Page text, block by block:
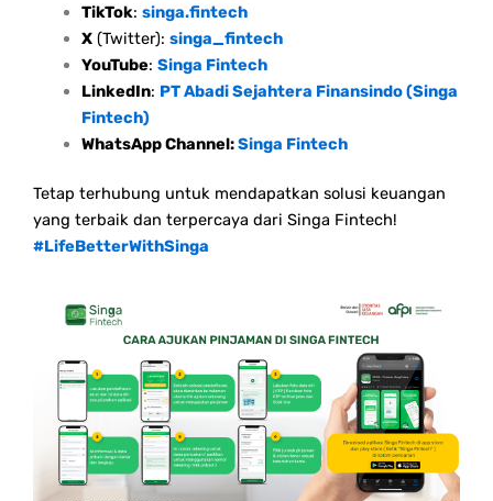
TikTok: singa.fintech
X(Twitter): singa_fintech
YouTube: Singa Fintech
LinkedIn: PT Abadi Sejahtera Finansindo (Singa
Fintech)
WhatsApp Channel:Singa Fintech
Tetap terhubung untuk mendapatkan solusi keuangan
yang terbaik dan terpercaya dari Singa Fintech!
#LifeBetterWithSinga